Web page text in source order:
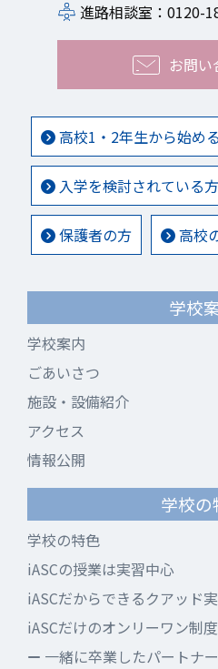
進路相談室：0120-
お問い
高校1・2年生から始め
入学を検討されている
保護者の方 高校
学校
学校案内
ごあいさつ
施設・設備紹介
アクセス
情報公開
学校の
学校の特色
iASCの授業は実習中心
iASCだからできるクアッド
iASCだけのオンリーワン制度
一緒に卒業したパートナ